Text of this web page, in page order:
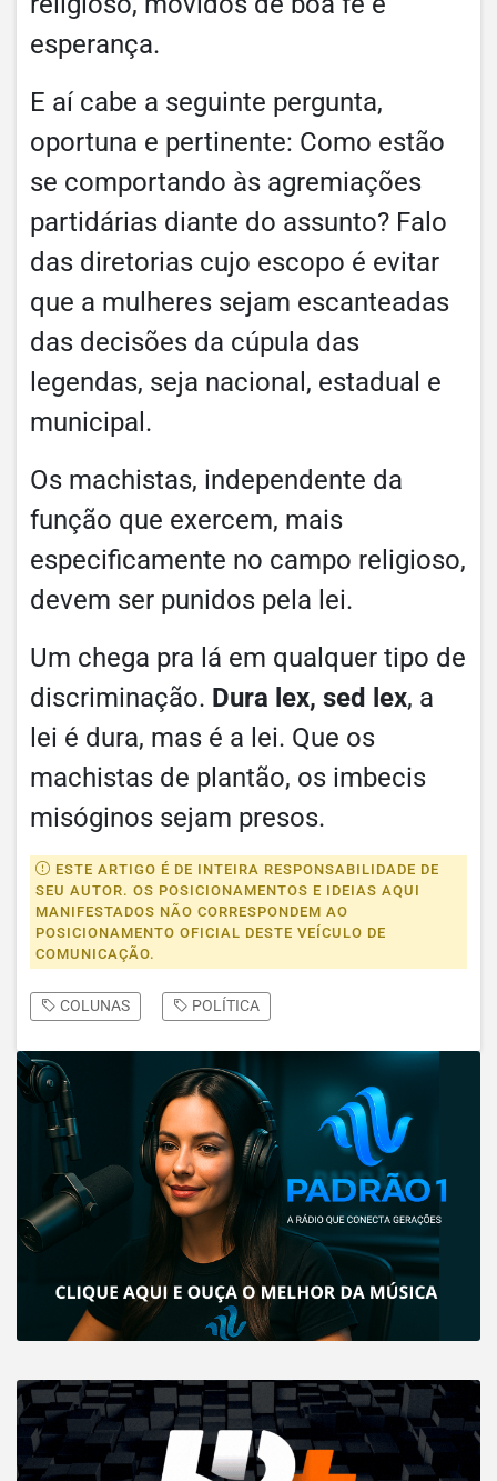
esperança.
E aí cabe a seguinte pergunta,
oportuna e pertinente: Como estão
se comportando às agremiações
partidárias diante do assunto? Falo
das diretorias cujo escopo é evitar
que a mulheres sejam escanteadas
das decisões da cúpula das
legendas, seja nacional, estadual e
municipal.
Os machistas, independente da
função que exercem, mais
especificamente no campo religioso,
devem ser punidos pela lei.
Um chega pra lá em qualquer tipo de
discriminação. Dura lex, sed lex, a
lei é dura, mas é a lei. Que os
machistas de plantão, os imbecis
misóginos sejam presos.
ESTE ARTIGO É DE INTEIRA RESPONSABILIDADE DE
SEU AUTOR. OS POSICIONAMENTOS E IDEIAS AQUI
MANIFESTADOS NÃO CORRESPONDEM AO
POSICIONAMENTO OFICIAL DESTE VEÍCULO DE
COMUNICAÇÃO.
COLUNAS POLÍTICA